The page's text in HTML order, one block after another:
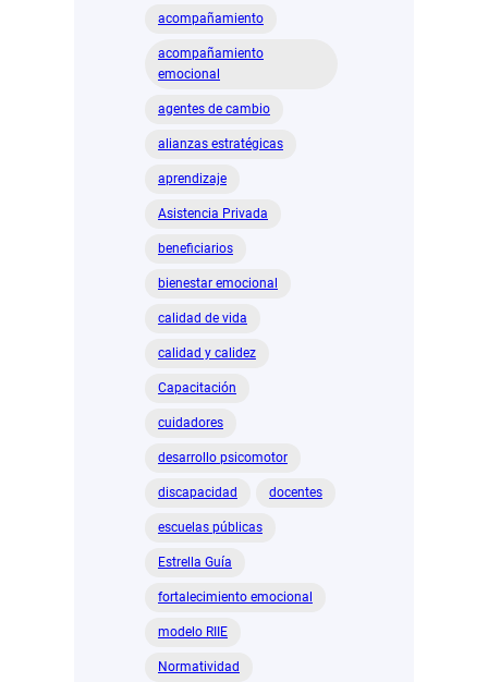
acompañamiento
acompañamiento
emocional
agentes de cambio
alianzas estratégicas
aprendizaje
Asistencia Privada
beneficiarios
bienestar emocional
calidad de vida
calidad y calidez
Capacitación
cuidadores
desarrollo psicomotor
discapacidad docentes
escuelas públicas
Estrella Guía
fortalecimiento emocional
modelo RIIE
Normatividad